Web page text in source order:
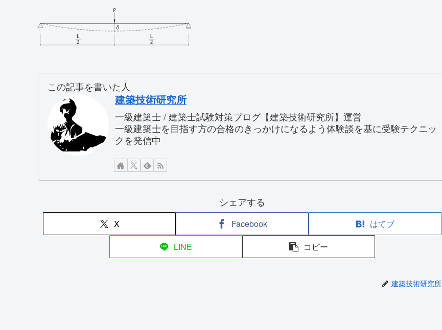
この記事を書いた人
建築技術研究所
一級建築士 / 建築士試験対策ブログ【建築技術研究所】運営
一級建築士を目指す方の合格のきっかけになるよう体験談を基に受験テクニッ
クを発信中
シェアする
X Facebook
はてブ
LINE
コピー
建築技術研究所